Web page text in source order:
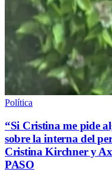
Política
“Si Cristina me pide
sobre la interna del
Cristina Kirchner y
PASO